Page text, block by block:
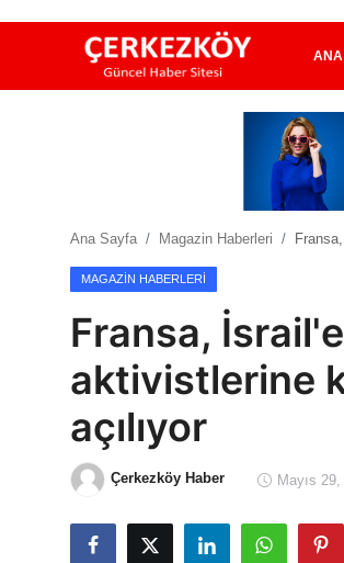
ANA
Ekonomi Haberleri
Teknoloji Haberleri
Dünya Haberleri
Çerkezköy
Ana Sayfa Magazin Haberleri
MAGAZIN HABERLERI
Fransa,
aktivistlerine
açılıyor
Çerkezköy Haber Mayıs